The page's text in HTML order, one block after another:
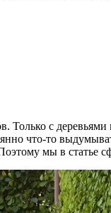
Только с
что-то
мы в статье